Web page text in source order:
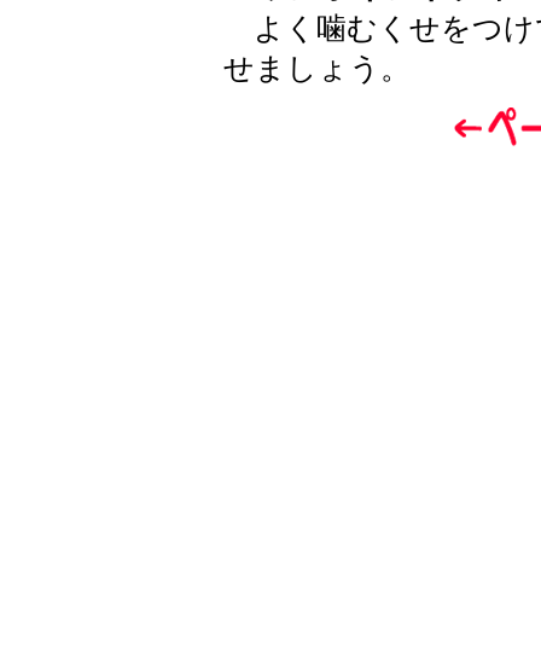
よく噛むくせをつけ
せましょう。